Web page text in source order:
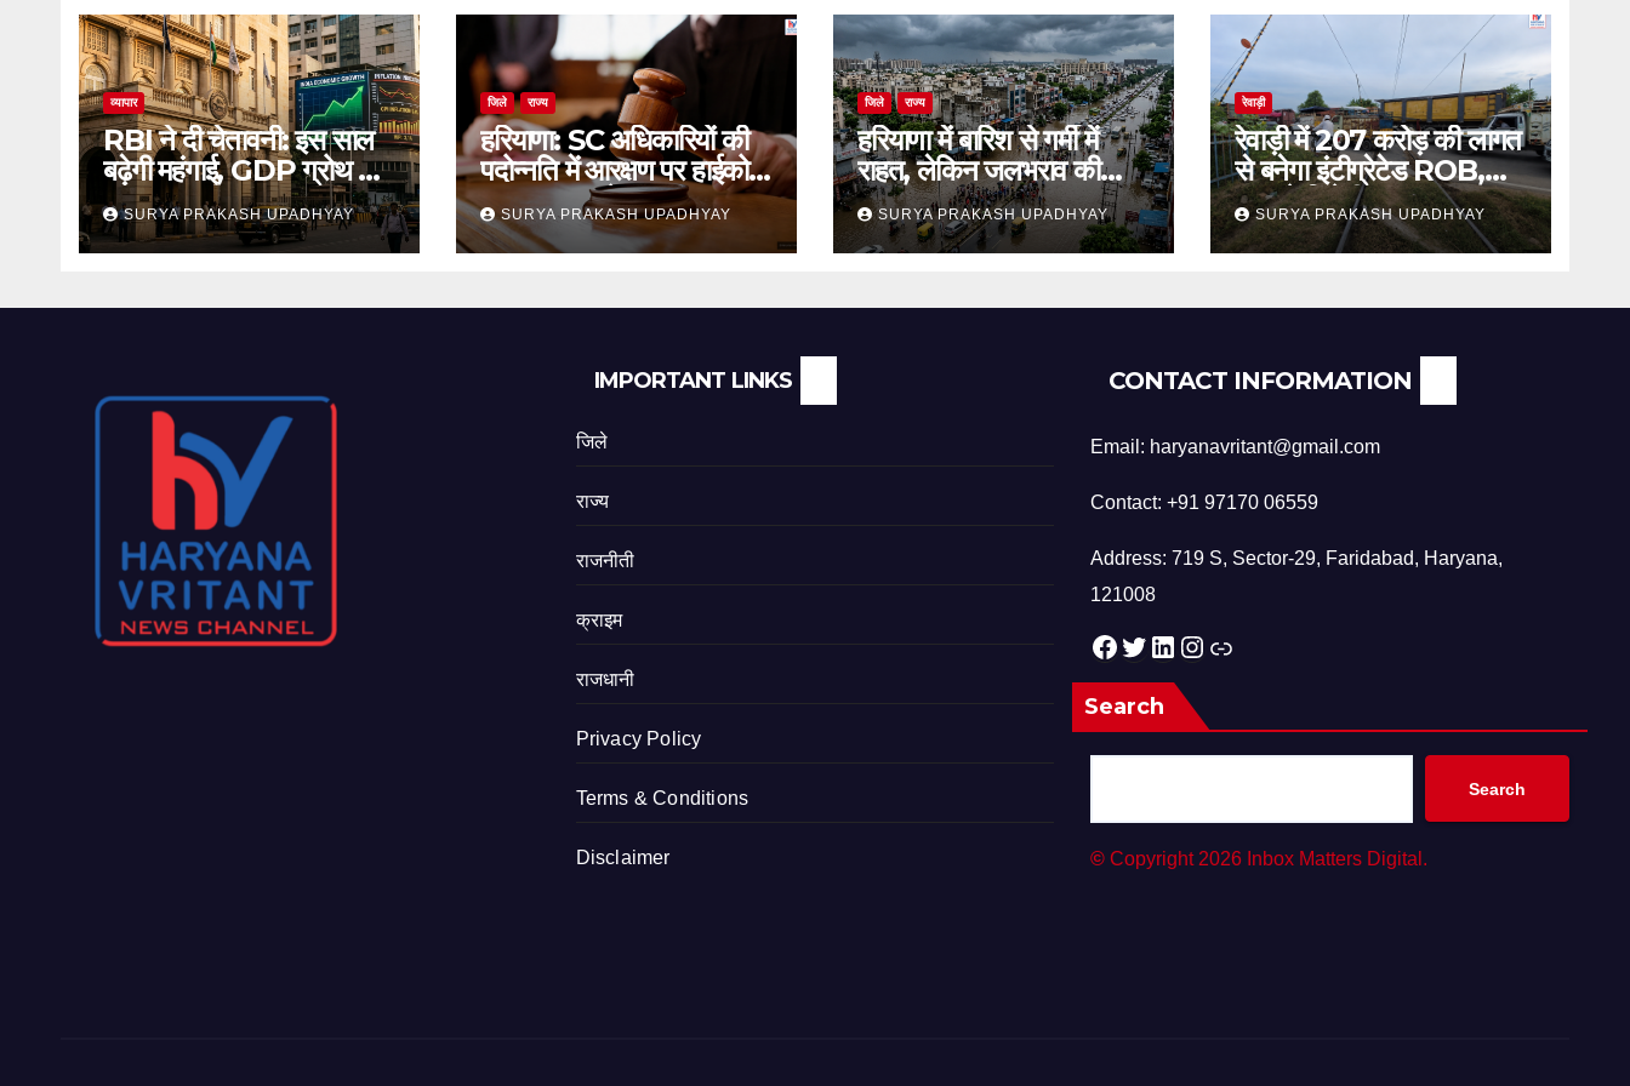
व्यापार
RBI ने दी चेतावनी: इस साल
बढ़ेगी महंगाई, GDP ग्रोथ का
अनुमान जारी
SURYA PRAKASH UPADHYAY
जिले राज्य
हरियाणा: SC अधिकारियों की
पदोन्नति में आरक्षण पर हाईकोर्ट
का स्थगन आदेश
SURYA PRAKASH UPADHYAY
जिले राज्य
हरियाणा में बारिश से गर्मी में
राहत, लेकिन जलभराव की
समस्या बरकरार
SURYA PRAKASH UPADHYAY
रेवाड़ी
रेवाड़ी में 207 करोड़ की लागत
से बनेगा इंटीग्रेटेड ROB,
जाम से मिलेगी राहत
SURYA PRAKASH UPADHYAY
IMPORTANT LINKS
जिले
राज्य
राजनीती
क्राइम
राजधानी
Privacy Policy
Terms & Conditions
Disclaimer
CONTACT INFORMATION
Email: haryanavritant@gmail.com
Contact: +91 97170 06559
Address: 719 S, Sector-29, Faridabad, Haryana,
121008
Facebook Twitter LinkedIn Instagram Link
Search
Search
© Copyright 2026 Inbox Matters Digital.